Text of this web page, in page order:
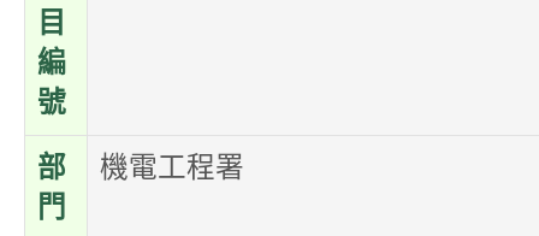
目
編
號
部
門
機電工程署